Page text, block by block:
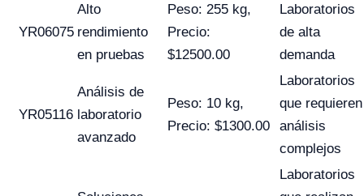
YR06075
Alto
rendimiento
en pruebas
Peso: 255 kg,
Precio:
$12500.00
Laboratorios
de alta
demanda
YR05116
Análisis de
laboratorio
avanzado
Peso: 10 kg,
Precio: $1300.00
Laboratorios
que requieren
análisis
complejos
Laboratorios